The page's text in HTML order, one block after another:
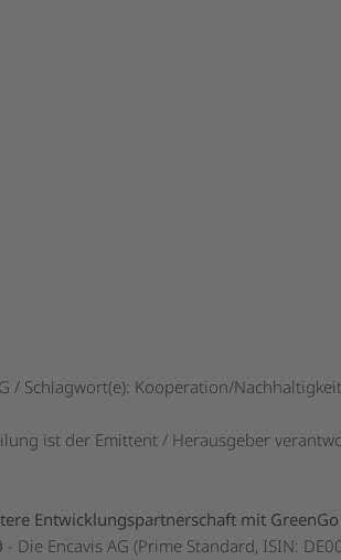
/ Schlagwort(e): Kooperation/Nachhaltigkeit
ist der Emittent / Herausgeber
Entwicklungspartnerschaft mit
- Die Encavis AG (Prime Standard, ISIN: